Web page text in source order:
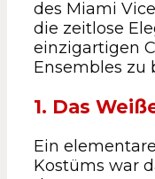
des Miami
die zeitlose
einzigartigen
Ensembles zu
1. Das
Ein
Kostüms war